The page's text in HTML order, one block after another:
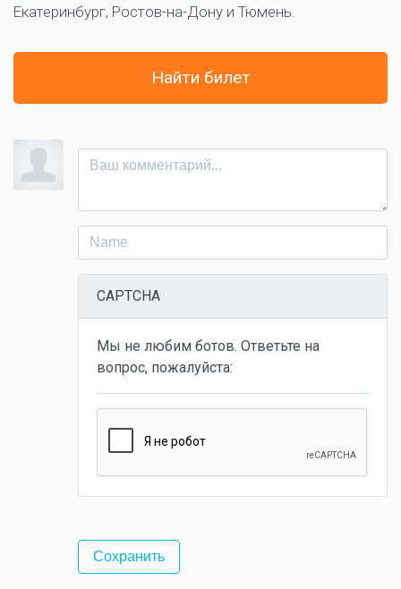
Екатеринбург, Ростов-на-Дону и Тюмень.
Найти билет
CAPTCHA
Мы не любим ботов. Ответьте на
вопрос, пожалуйста: